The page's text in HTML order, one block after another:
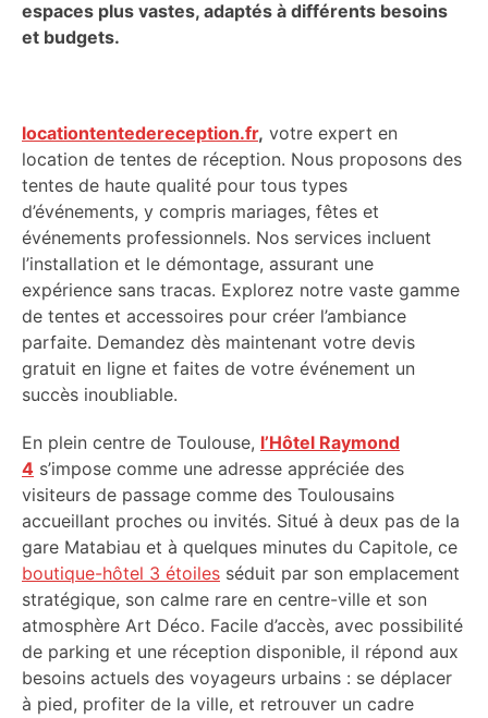
espaces plus vastes, adaptés à différents besoins
et budgets.
locationtentedereception.fr, votre expert en
location de tentes de réception. Nous proposons des
tentes de haute qualité pour tous types
d’événements, y compris mariages, fêtes et
événements professionnels. Nos services incluent
l’installation et le démontage, assurant une
expérience sans tracas. Explorez notre vaste gamme
de tentes et accessoires pour créer l’ambiance
parfaite. Demandez dès maintenant votre devis
gratuit en ligne et faites de votre événement un
succès inoubliable.
En plein centre de Toulouse, l’Hôtel Raymond
4 s’impose comme une adresse appréciée des
visiteurs de passage comme des Toulousains
accueillant proches ou invités. Situé à deux pas de la
gare Matabiau et à quelques minutes du Capitole, ce
boutique-hôtel 3 étoiles séduit par son emplacement
stratégique, son calme rare en centre-ville et son
atmosphère Art Déco. Facile d’accès, avec possibilité
de parking et une réception disponible, il répond aux
besoins actuels des voyageurs urbains : se déplacer
à pied, profiter de la ville, et retrouver un cadre